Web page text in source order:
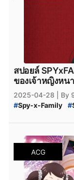
สปายแฟมิลี่_ตอนล่
SPYxFAMILY_งด
#SPYxFAMILY_ผู้เ
#สปอยล์
สปอยล์
ของเจ้าหญิงหน
2025-04-28
| By
#Spy-x-Family #
สปายแฟมิลี่_115
SPY_x_Family_
MANGA_Plus #
ACG